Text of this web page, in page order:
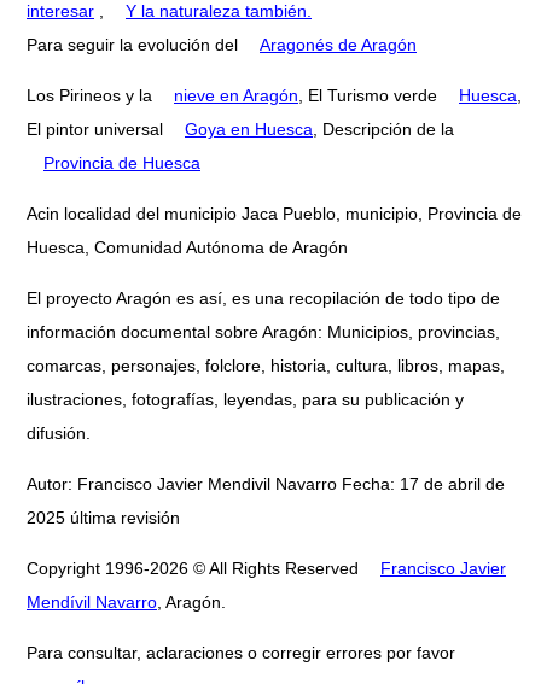
interesar ,
Y la naturaleza también.
Para seguir la evolución del
Aragonés de Aragón
Los Pirineos y la nieve en Aragón, El Turismo verde Huesca,
El pintor universal
Goya en Huesca, Descripción de la
Provincia de Huesca
Acin localidad del municipio Jaca Pueblo, municipio, Provincia de
Huesca, Comunidad Autónoma de Aragón
El proyecto Aragón es así, es una recopilación de todo tipo de
información documental sobre Aragón: Municipios, provincias,
comarcas, personajes, folclore, historia, cultura, libros, mapas,
ilustraciones, fotografías, leyendas, para su publicación y
difusión.
Autor: Francisco Javier Mendivil Navarro Fecha: 17 de abril de
2025 última revisión
Copyright 1996-2026 © All Rights Reserved
Francisco Javier
Mendívil Navarro, Aragón.
Para consultar, aclaraciones o corregir errores por favor